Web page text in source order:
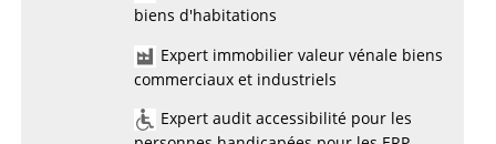
biens d'habitations
Expert immobilier valeur vénale biens
commerciaux et industriels
Expert audit accessibilité pour les